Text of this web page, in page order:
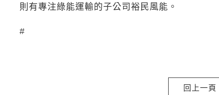
則有專注綠能運輸的子公司裕民風能。
#
回上一頁